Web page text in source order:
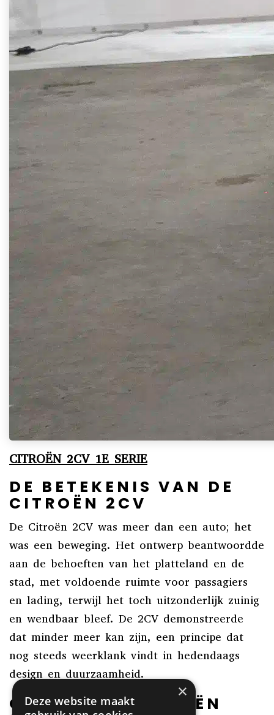
CITROËN 2CV 1E SERIE
DE BETEKENIS VAN DE
CITROËN 2CV
De Citroën 2CV was meer dan een auto; het
was een beweging. Het ontwerp beantwoordde
aan de behoeften van het platteland en de
stad, met voldoende ruimte voor passagiers
en lading, terwijl het toch uitzonderlijk zuinig
en wendbaar bleef. De 2CV demonstreerde
dat minder meer kan zijn, een principe dat
nog steeds weerklank vindt in hedendaags
design en duurzaamheid.
ONTDEK DE CITROËN
×
Deze website maakt